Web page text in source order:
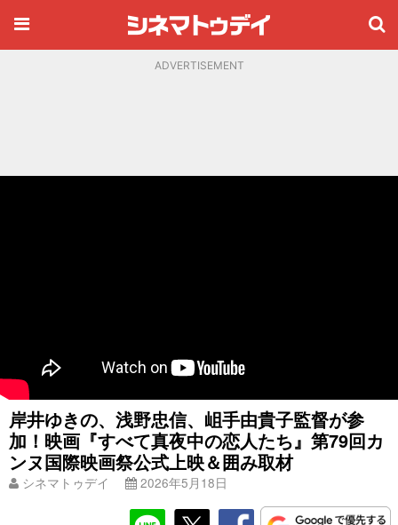
ADVERTISEMENT
岸井ゆきの、浅野忠信、岨手由貴子監督が参
加！映画『すべて真夜中の恋人たち』第79回カ
ンヌ国際映画祭公式上映＆囲み取材
シネマトゥデイ 2026年5月18日